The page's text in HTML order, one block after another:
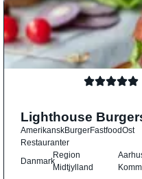
Lighthouse
AmerikanskBurgerFastfoodOst
Restauranter
Danmark
Region
Midtjylland